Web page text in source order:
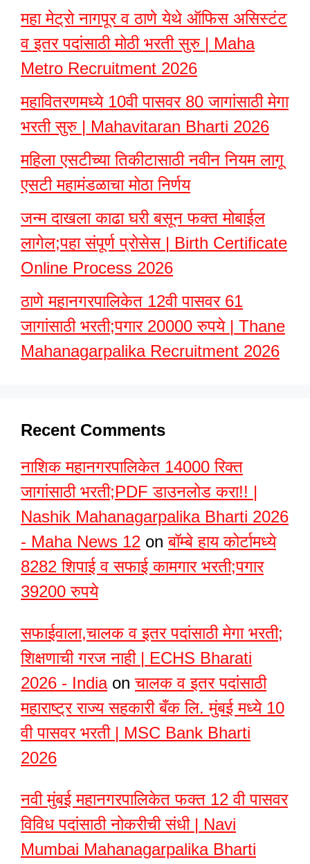
महा मेट्रो नागपूर व ठाणे येथे ऑफिस असिस्टंट
व इतर पदांसाठी मोठी भरती सुरु | Maha
Metro Recruitment 2026
महावितरणमध्ये 10वी पासवर 80 जागांसाठी मेगा
भरती सुरु | Mahavitaran Bharti 2026
महिला एसटीच्या तिकीटासाठी नवीन नियम लागू
एसटी महामंडळाचा मोठा निर्णय
जन्म दाखला काढा घरी बसून फक्त मोबाईल
लागेल;पहा संपूर्ण प्रोसेस | Birth Certificate
Online Process 2026
ठाणे महानगरपालिकेत 12वी पासवर 61
जागांसाठी भरती;पगार 20000 रुपये | Thane
Mahanagarpalika Recruitment 2026
Recent Comments
नाशिक महानगरपालिकेत 14000 रिक्त
जागांसाठी भरती;PDF डाउनलोड करा!! |
Nashik Mahanagarpalika Bharti 2026
- Maha News 12 onबॉम्बे हाय कोर्टामध्ये
8282 शिपाई व सफाई कामगार भरती;पगार
39200 रुपये
सफाईवाला,चालक व इतर पदांसाठी मेगा भरती;
शिक्षणाची गरज नाही | ECHS Bharati
2026 - Indiaonचालक व इतर पदांसाठी
महाराष्ट्र राज्य सहकारी बँक लि. मुंबई मध्ये 10
वी पासवर भरती | MSC Bank Bharti
2026
नवी मुंबई महानगरपालिकेत फक्त 12 वी पासवर
विविध पदांसाठी नोकरीची संधी | Navi
Mumbai Mahanagarpalika Bharti